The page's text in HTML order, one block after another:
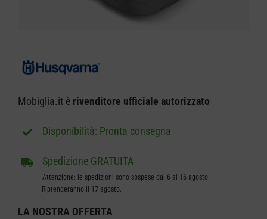
Mobiglia.it è rivenditore ufficiale autorizzato
Pronta consegna
Spedizione GRATUITA
Attenzione: le spedizioni sono sospese dal 6 al 16 agosto.
Riprenderanno il 17 agosto.
LA NOSTRA OFFERTA